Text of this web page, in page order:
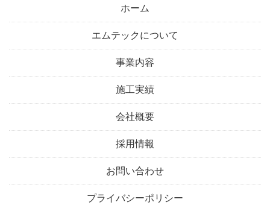
ホーム
エムテックについて
事業内容
施工実績
会社概要
採用情報
お問い合わせ
プライバシーポリシー